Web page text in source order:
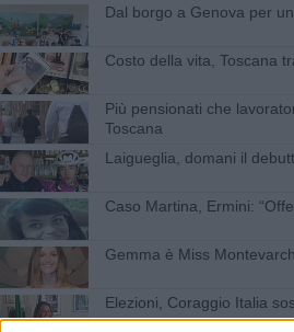
Dal borgo a Genova per
Costo della vita, Toscana
Più pensionati che
Toscana
Laigueglia, domani il
Caso Martina, Ermini:
Gemma è Miss
Elezioni, Coraggio Italia